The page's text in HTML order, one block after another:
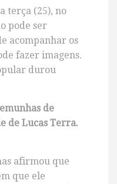
terça (25), no
pode ser
acompanhar os
fazer imagens.
durou
de
de Lucas Terra.
afirmou que
que ele